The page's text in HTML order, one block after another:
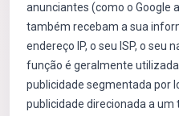
anunciantes (como o Google
também recebam a sua
endereço IP, o seu ISP, o seu
função é geralmente
publicidade segmentada por
publicidade direcionada a